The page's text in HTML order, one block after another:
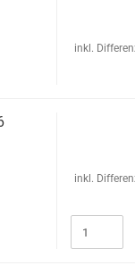
inkl.
inkl.